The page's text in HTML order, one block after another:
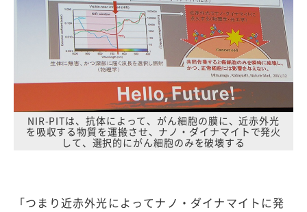
NIR-PITは、抗体によって、がん細胞の膜に、近赤外光
を吸収する物質を運搬させ、ナノ・ダイナマイトで発火
して、選択的にがん細胞のみを破壊する
「つまり近赤外光によってナノ・ダイナマイトに発